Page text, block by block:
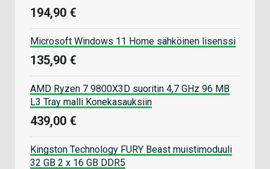
194,90 €
Microsoft Windows 11 Home sähköinen lisenssi
135,90 €
AMD Ryzen 7 9800X3D suoritin 4,7 GHz 96 MB
L3 Tray malli Konekasauksiin
439,00 €
Kingston Technology FURY Beast muistimoduuli
32 GB 2 x 16 GB DDR5